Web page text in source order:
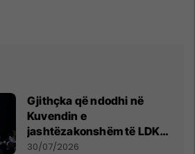
Gjithçka që ndodhi në
Kuvendin e
jashtëzakonshëm të LDK-
së
30/07/2026